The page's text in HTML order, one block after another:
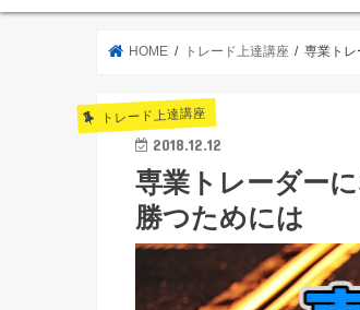
HOME トレード上達講座 専業トレ
トレード上達講座
2018.12.12
専業トレーダー
勝つためには